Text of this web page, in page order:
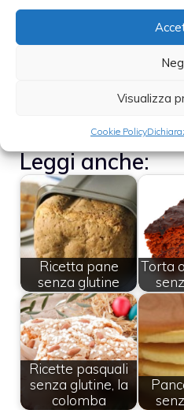
Visualizza
Cookie Policy
fragole e scaldatele in
il succo di
ben amalgamato e
Leggi anche:
Ricetta pane
senza glutine
Torta
Ricette pasquali
senza glutine, la
colomba